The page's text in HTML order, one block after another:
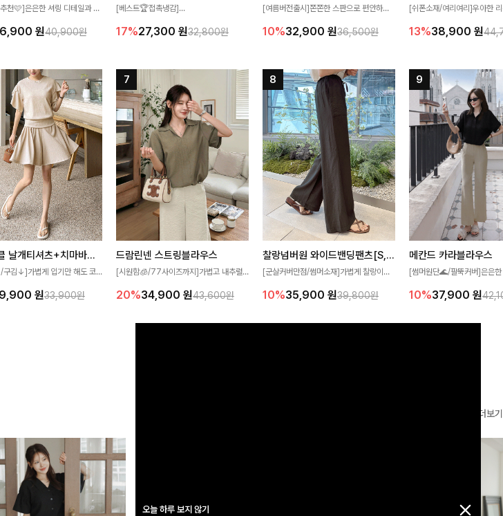
오늘 하루 보지 않기
천🩷]은은한 셔링 디테일과 퍼
피스🤍 허리 스모크 밴딩이 슬
요
원40,900원
[베스트🏆접촉냉감]
고 가벼운 소재감으로 여름에도 시원하게
17%27,300 원32,800원
[여름버전출시]쫀쫀한 스판으로 편안하게
숏·기본·롱 기장과 와이드·부츠컷 핏까지 취
10%32,900 원36,500원
[쉬폰소재/여리여리]우아한
분위기를 더해주는 블라우스
좋아요
13%38,900 원
헨틴링클 날개티셔츠+치마바지SET
김↓]가볍게 입기만 해도 코
릴 날개 소매가 우아한 포인트
원33,900원
드람린넨 스트링블라우스
[시원함🧊/77사이즈까지]가볍고 내추럴
없는 슬릿 카라 디자인이 얼굴선을 더욱 시
20%34,900 원43,600원
찰랑넘버원 와이드밴딩팬츠[S,M,L사이즈]
[군살커버만점/썸머소재]가볍게 찰랑이는
편안하게 착용하실 수 있는 팬츠입니다 🖤
감 있는 착용감을 더해드려요!
10%35,900 원39,800원
메칸드 카라블라우스
[썸머원단🌊/팔뚝커버]은은
세련된 무드를 연출해주는 블
은 베이직한 디자인!
10%37,900 원
더보기